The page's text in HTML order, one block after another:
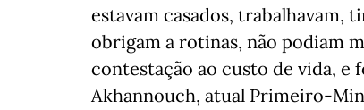
estavam casados, trabalhavam,
obrigam a rotinas, não podiam
contestação ao custo de vida,
Akhannouch, atual Primeiro-